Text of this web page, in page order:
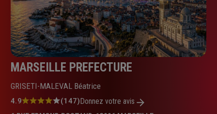
MARSEILLE PREFECTURE
GRISETI-MALEVAL Béatrice
Note
4.9 (147)Donnez votre avis